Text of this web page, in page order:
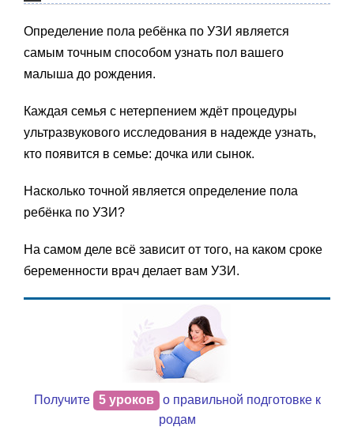
Определение пола ребёнка по УЗИ является
самым точным способом узнать пол вашего
малыша до рождения.
Каждая семья с нетерпением ждёт процедуры
ультразвукового исследования в надежде узнать,
кто появится в семье: дочка или сынок.
Насколько точной является определение пола
ребёнка по УЗИ?
На самом деле всё зависит от того, на каком сроке
беременности врач делает вам УЗИ.
Получите 5 уроков
о правильной подготовке к
родам